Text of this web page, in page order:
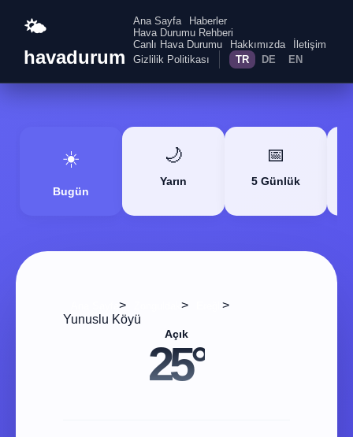
🌤️
havadurum
Ana Sayfa
Haberler
Hava Durumu Rehberi
Canlı Hava Durumu
Hakkımızda
İletişim
Gizlilik Politikası
TR DE EN
☀️
Bugün
🌙
Yarın
📅
5 Günlük
> >
>
Yunuslu Köyü
Açık
25°